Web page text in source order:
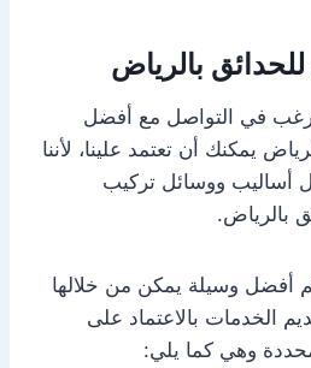
بالرياض
ترغب في التواصل مع أفضل
يمكنك أن تعتمد علينا، لأننا
أساليب ووسائل تركيب
بالرياض.
أفضل وسيلة يمكن من خلالها
الخدمات بالاعتماد على
وهي كما يلي: